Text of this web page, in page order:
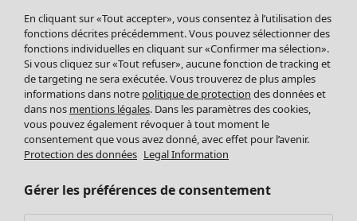
Leggings et collants
Accessoires
Chaussures
Vêtements de bain
Basics
Soldes Mobilier
Bonnes affaires déco
Décoration
Textiles
Tapis
Éponge
En cliquant sur «Tout accepter», vous consentez à l’utilisation des
fonctions décrites précédemment. Vous pouvez sélectionner des
fonctions individuelles en cliquant sur «Confirmer ma sélection».
Si vous cliquez sur «Tout refuser», aucune fonction de tracking et
de targeting ne sera exécutée. Vous trouverez de plus amples
informations dans notre politique de protection des données et
dans nos mentions légales. Dans les paramètres des cookies,
vous pouvez également révoquer à tout moment le
consentement que vous avez donné, avec effet pour l’avenir.
Protection des données Legal Information
Gérer les préférences de consentement